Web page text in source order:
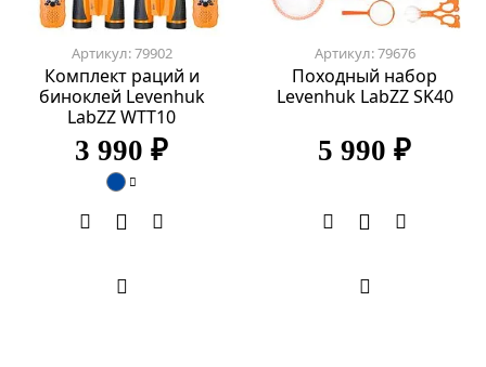
Артикул: 79902
Комплект раций и
биноклей Levenhuk
LabZZ WTT10
3 990 ₽
Артикул: 79676
Походный набор
Levenhuk LabZZ SK40
5 990 ₽